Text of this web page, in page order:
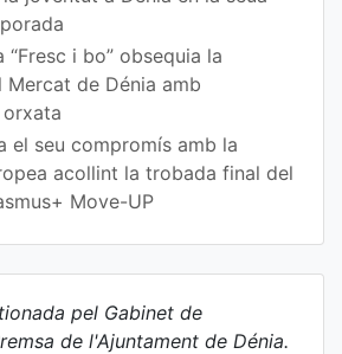
“Fresc i bo” obsequia la
Mercat de Dénia amb
el seu compromís amb la
acollint la trobada final del
Move-UP
pel Gabinet de
de l'Ajuntament de Dénia.